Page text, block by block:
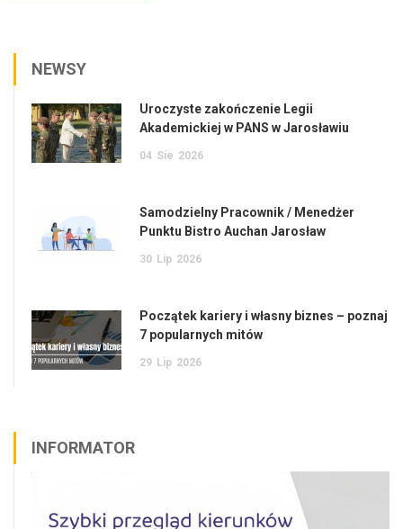
NEWSY
Uroczyste zakończenie Legii
Akademickiej w PANS w Jarosławiu
04 Sie 2026
Samodzielny Pracownik / Menedżer
Punktu Bistro Auchan Jarosław
30 Lip 2026
Początek kariery i własny biznes – poznaj
7 popularnych mitów
29 Lip 2026
INFORMATOR